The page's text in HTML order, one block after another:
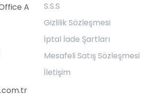
S.S.S
Gizlilik Sözleşmesi
İptal İade Şartları
Mesafeli Satış Sözleşmesi
İletişim
A